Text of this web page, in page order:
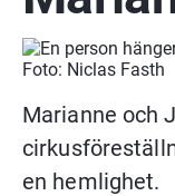
Foto: Niclas Fasth
Marianne och
en hemlighet.